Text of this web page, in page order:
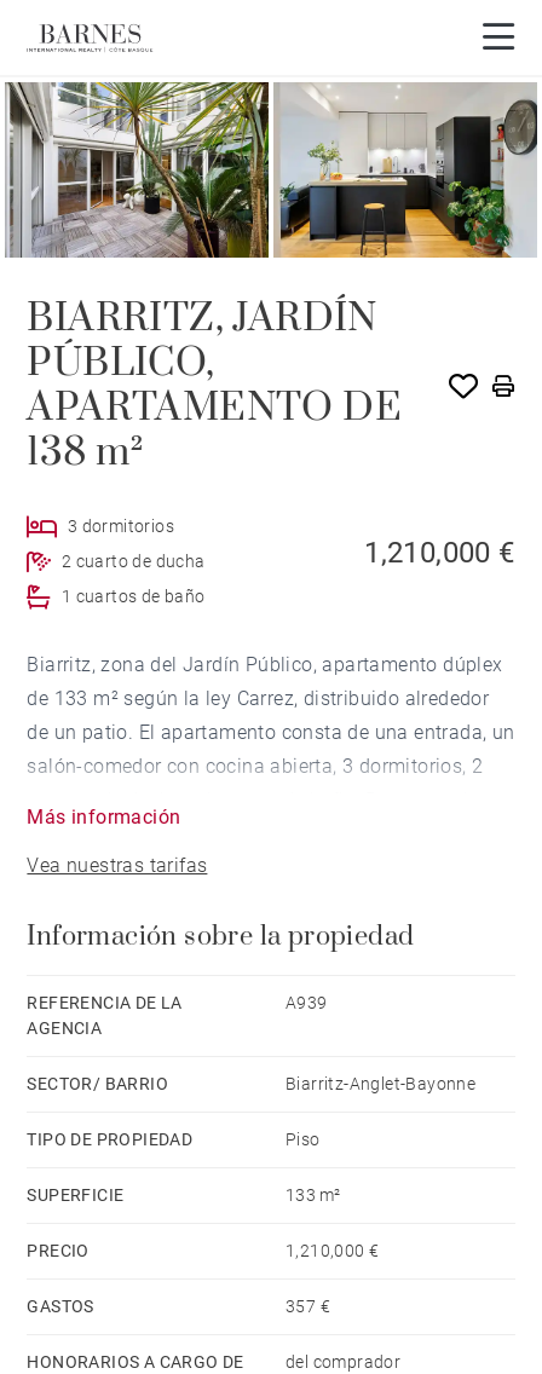
OFERTA ACTUAL
BIARRITZ, JARDÍN
PÚBLICO,
APARTAMENTO DE
138 m²
3 dormitorios
2 cuarto de ducha
1 cuartos de baño
1,210,000 €
Biarritz, zona del Jardín Público, apartamento dúplex
de 133 m² según la ley Carrez, distribuido alrededor
de un patio. El apartamento consta de una entrada, un
salón-comedor con cocina abierta, 3 dormitorios, 2
Más información
Vea nuestras tarifas
Información sobre la propiedad
REFERENCIA DE LA
AGENCIA
A939
SECTOR/ BARRIO Biarritz-Anglet-Bayonne
TIPO DE PROPIEDAD Piso
SUPERFICIE 133 m²
PRECIO 1,210,000 €
GASTOS 357 €
HONORARIOS A CARGO DE del comprador